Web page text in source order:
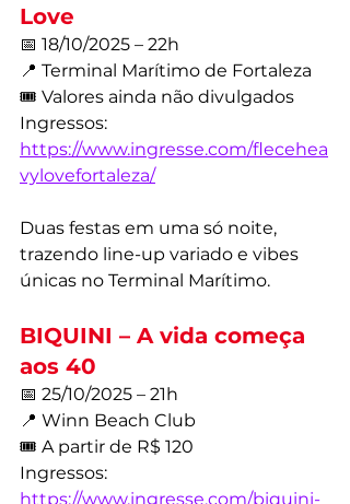
Love
📅 18/10/2025 – 22h
📍 Terminal Marítimo de Fortaleza
🎟️ Valores ainda não divulgados
Ingressos:
https://www.ingresse.com/flecehea
vylovefortaleza/
Duas festas em uma só noite,
trazendo line-up variado e vibes
únicas no Terminal Marítimo.
BIQUINI – A vida começa
aos 40
📅 25/10/2025 – 21h
📍 Winn Beach Club
🎟️ A partir de R$ 120
Ingressos:
https://www.ingresse.com/biquini-